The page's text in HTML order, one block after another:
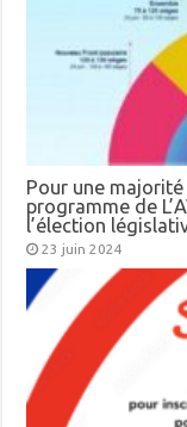
Pour une
programme de
l’élection
23 juin 2024